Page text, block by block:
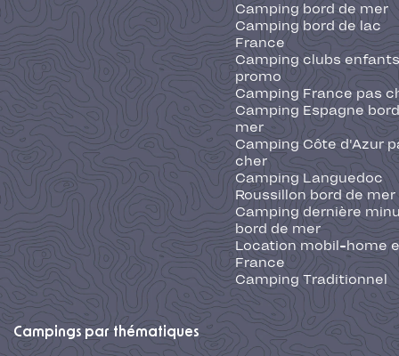
Camping bord de mer
Camping bord de lac
France
Camping clubs
promo
Camping France pas
Camping Espagne
mer
Camping Côte d'Azur
cher
Camping Languedoc
Roussillon bord de mer
Camping dernière
bord de mer
Location mobil-home
France
Camping Traditionnel
Campings par thématiques